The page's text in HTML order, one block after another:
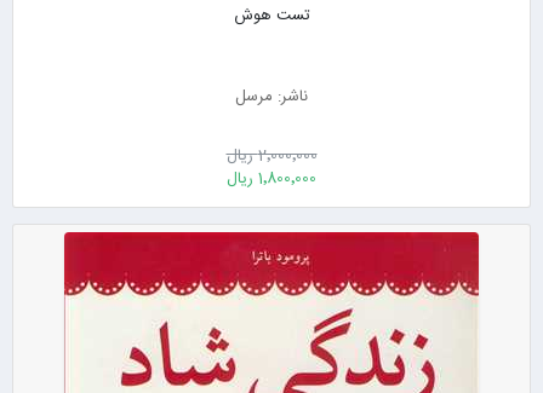
تست هوش
ناشر: مرسل
2٬000٬000 ریال
1٬800٬000 ریال